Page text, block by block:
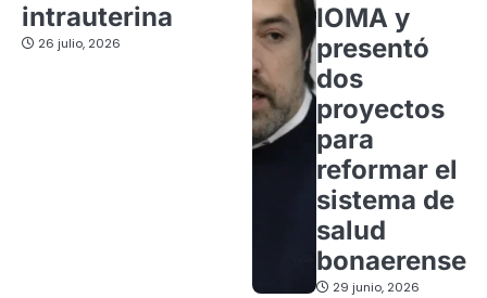
intrauterina
26 julio, 2026
IOMA y
presentó
dos
proyectos
para
reformar el
sistema de
salud
bonaerense
29 junio, 2026